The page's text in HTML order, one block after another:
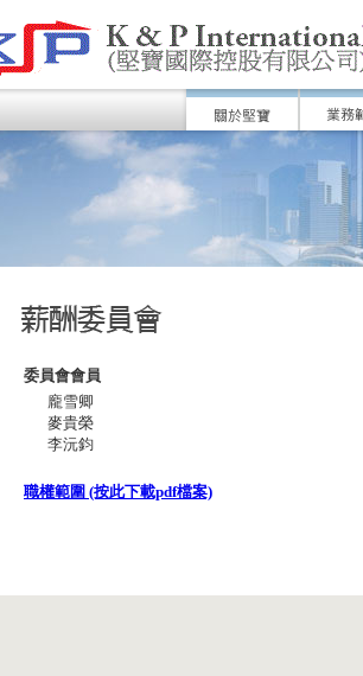
委員會會員
龐雪卿
麥貴榮
李沅鈞
職權範圍 (按此下載pdf檔案)